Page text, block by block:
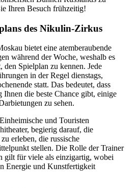
Ihren Besuch frühzeitig!
des Nikulin-Zirkus
bietet eine atemberaubende
während der Woche, weshalb es
Spielplan zu kennen. Jede
in der Regel dienstags,
statt. Das bedeutet, dass
Ihnen die beste Chance gibt, einige
zu sehen.
und Touristen
begierig darauf, die
erleben, die russische
stellen. Die Rolle der Trainer
für viele als einzigartig, wobei
Energie und Kunstfertigkeit